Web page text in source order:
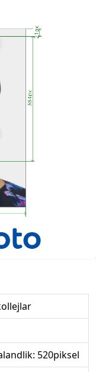
520piksel